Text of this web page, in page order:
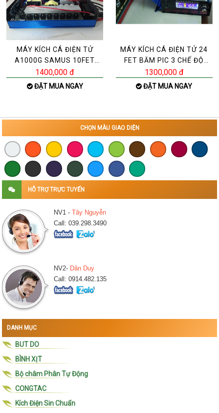
MÁY KÍCH CÁ ĐIỆN TỬ
A1000G SAMUS 10FET
LỚN-ZALO 0392983490-
091
1400,000 đ
ĐẶT MUA NGAY
MÁY KÍCH CÁ ĐIỆN TỬ 24
FET BĂM PIC 3 CHẾ ĐỘ
[BẢNG MỚI 2021 GIẢM
1300,000 đ
ĐẶT MUA NGAY
CHỌN MÀU GIAO DIỆN
HỖ TRỢ TRỰC TUYẾN
NV1 - Tây Nguyễn
Call: 039.298.3490
NV2- Dân Duy
Call: 0914.482.135
DANH MỤC
BUT DO
BÌNH XỊT
Bộ châm Phân Tự Động
CONGTAC
Kích Điện Sin Chuẩn